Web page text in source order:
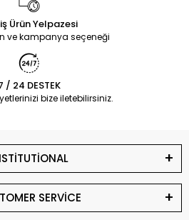
Ürün Yelpazesi
ve kampanya seçeneği
/ 24 DESTEK
bize iletebilirsiniz.
SERVİCE